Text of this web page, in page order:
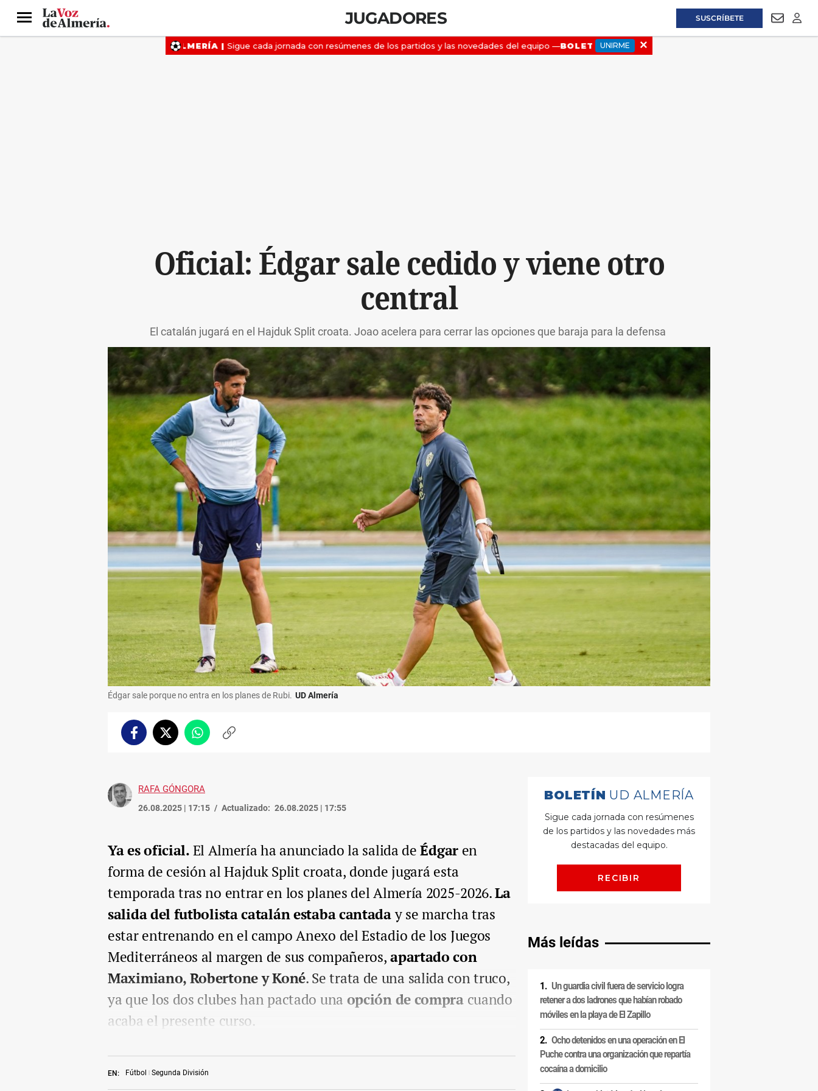
SUSCRÍBETE
Menú JUGADORES
Oficial: Édgar sale cedido y viene otro
central
El catalán jugará en el Hajduk Split croata. Joao acelera para cerrar las opciones que baraja para la defensa
Édgar sale porque no entra en los planes de Rubi. UD Almería
FacebookTwitterWhatsappCopiar
RAFA GÓNGORA
26.08.2025 | 17:15 Actualizado: 26.08.2025 | 17:55
EN: Fútbol Segunda División
Ya es oficial.El Almería ha anunciado la salida deÉdgaren
forma de cesión al Hajduk Split croata, donde jugará esta
temporada tras no entrar en los planes del Almería 2025-2026.La
salida del futbolista catalán estaba cantaday se marcha tras
estar entrenando en el campo Anexo del Estadio de los Juegos
Mediterráneos al margen de sus compañeros,apartado con
Maximiano, Robertone y Koné. Se trata de una salida con truco,
ya que los dos clubes han pactado una opción de compracuando
acaba el presente curso.
Más leídas
Un guardia civil fuera de servicio logra
retener a dos ladrones que habían robado
móviles en la playa de El Zapillo
Ocho detenidos en una operación en El
Puche contra una organización que repartía
cocaína a domicilio